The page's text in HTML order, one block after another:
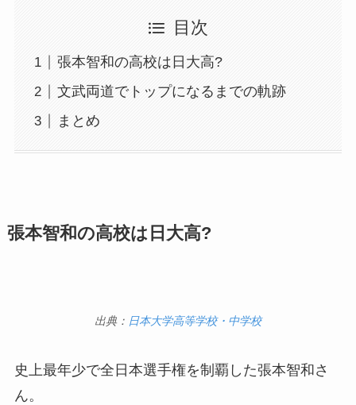
目次
張本智和の高校は日大高?
文武両道でトップになるまでの軌跡
まとめ
張本智和の高校は日大高?
出典： 日本大学高等学校・中学校
史上最年少で全日本選手権を制覇した張本智和さ
ん。